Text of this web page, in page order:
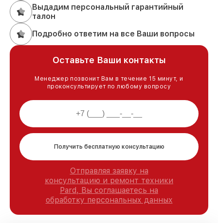
Выдадим персональный гарантийный
талон
Подробно ответим на все Ваши вопросы
Оставьте Ваши контакты
Менеджер позвонит Вам в течение 15 минут, и
проконсультирует по любому вопросу
Получить бесплатную консультацию
Отправляя заявку на
консультацию и ремонт техники
Pard, Вы соглашаетесь на
обработку персональных данных